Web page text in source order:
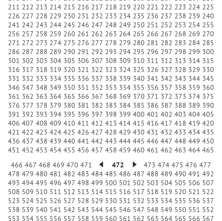
211 212 213 214 215 216 217 218 219 220 221 222 223 224 225
226 227 228 229 230 231 232 233 234 235 236 237 238 239 240
241 242 243 244 245 246 247 248 249 250 251 252 253 254 255
256 257 258 259 260 261 262 263 264 265 266 267 268 269 270
271 272 273 274 275 276 277 278 279 280 281 282 283 284 285
286 287 288 289 290 291 292 293 294 295 296 297 298 299 300
301 302 303 304 305 306 307 308 309 310 311 312 313 314 315
316 317 318 319 320 321 322 323 324 325 326 327 328 329 330
331 332 333 334 335 336 337 338 339 340 341 342 343 344 345
346 347 348 349 350 351 352 353 354 355 356 357 358 359 360
361 362 363 364 365 366 367 368 369 370 371 372 373 374 375
376 377 378 379 380 381 382 383 384 385 386 387 388 389 390
391 392 393 394 395 396 397 398 399 400 401 402 403 404 405
406 407 408 409 410 411 412 413 414 415 416 417 418 419 420
421 422 423 424 425 426 427 428 429 430 431 432 433 434 435
436 437 438 439 440 441 442 443 444 445 446 447 448 449 450
451 452 453 454 455 456 457 458 459 460 461 462 463 464 465
466 467 468 469 470 471 472 473 474 475 476 477
478 479 480 481 482 483 484 485 486 487 488 489 490 491 492
493 494 495 496 497 498 499 500 501 502 503 504 505 506 507
508 509 510 511 512 513 514 515 516 517 518 519 520 521 522
523 524 525 526 527 528 529 530 531 532 533 534 535 536 537
538 539 540 541 542 543 544 545 546 547 548 549 550 551 552
553 554 555 556 557 558 559 560 561 562 563 564 565 566 567